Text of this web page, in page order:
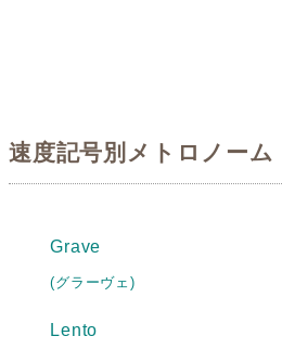
速度記号別メトロノーム
Grave
(グラーヴェ)
Lento